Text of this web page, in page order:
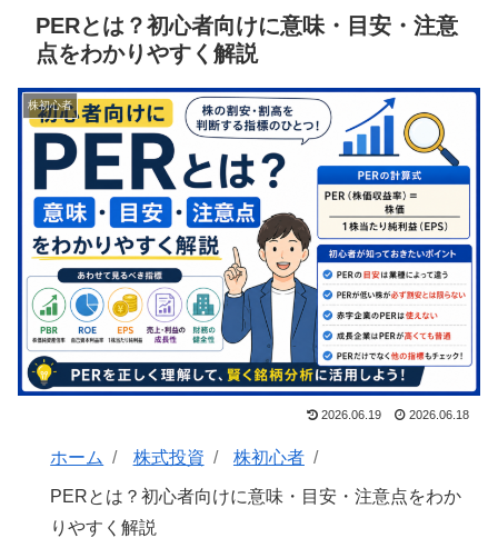
PERとは？初心者向けに意味・目安・注意
点をわかりやすく解説
株初心者
2026.06.19 2026.06.18
ホーム 株式投資 株初心者
PERとは？初心者向けに意味・目安・注意点をわか
りやすく解説